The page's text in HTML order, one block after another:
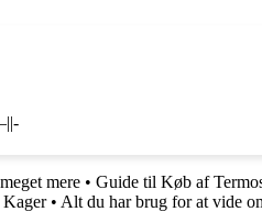
mere • Guide til Køb af
• Alt du har brug for at vide